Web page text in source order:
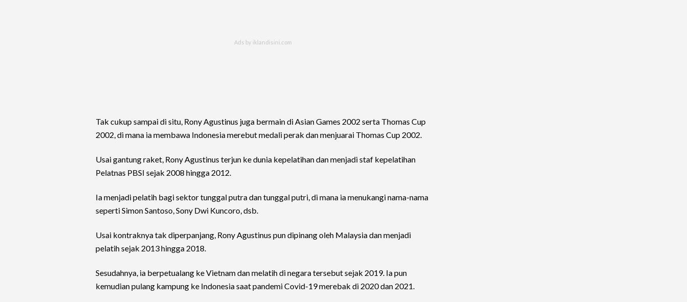
Tak cukup sampai di situ, Rony Agustinus juga bermain di Asian Games 2002 serta Thomas Cup
2002, di mana ia membawa Indonesia merebut medali perak dan menjuarai Thomas Cup 2002.
Usai gantung raket, Rony Agustinus terjun ke dunia kepelatihan dan menjadi staf kepelatihan
Pelatnas PBSI sejak 2008 hingga 2012.
Ia menjadi pelatih bagi sektor tunggal putra dan tunggal putri, di mana ia menukangi nama-nama
seperti Simon Santoso, Sony Dwi Kuncoro, dsb.
Usai kontraknya tak diperpanjang, Rony Agustinus pun dipinang oleh Malaysia dan menjadi
pelatih sejak 2013 hingga 2018.
Sesudahnya, ia berpetualang ke Vietnam dan melatih di negara tersebut sejak 2019. Ia pun
kemudian pulang kampung ke Indonesia saat pandemi Covid-19 merebak di 2020 dan 2021.